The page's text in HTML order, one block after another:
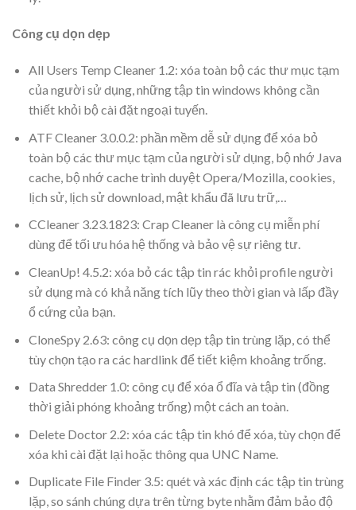
Công cụ dọn dẹp
All Users Temp Cleaner 1.2: xóa toàn bộ các thư mục tạm
của người sử dụng, những tập tin windows không cần
thiết khỏi bộ cài đặt ngoại tuyến.
ATF Cleaner 3.0.0.2: phần mềm dễ sử dụng để xóa bỏ
toàn bộ các thư mục tạm của người sử dụng, bộ nhớ Java
cache, bộ nhớ cache trình duyệt Opera/Mozilla, cookies,
lịch sử, lịch sử download, mật khẩu đã lưu trữ,…
CCleaner 3.23.1823: Crap Cleaner là công cụ miễn phí
dùng để tối ưu hóa hệ thống và bảo vệ sự riêng tư.
CleanUp! 4.5.2: xóa bỏ các tập tin rác khỏi profile người
sử dụng mà có khả năng tích lũy theo thời gian và lấp đầy
ổ cứng của bạn.
CloneSpy 2.63: công cụ dọn dẹp tập tin trùng lặp, có thể
tùy chọn tạo ra các hardlink để tiết kiệm khoảng trống.
Data Shredder 1.0: công cụ để xóa ổ đĩa và tập tin (đồng
thời giải phóng khoảng trống) một cách an toàn.
Delete Doctor 2.2: xóa các tập tin khó để xóa, tùy chọn để
xóa khi cài đặt lại hoặc thông qua UNC Name.
Duplicate File Finder 3.5: quét và xác định các tập tin trùng
lặp, so sánh chúng dựa trên từng byte nhằm đảm bảo độ